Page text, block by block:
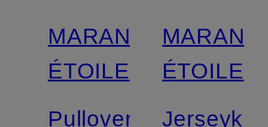
Zertifiziert
MARANT
ÉTOILE
Pullover
Zertifiziert
MARANT
ÉTOILE